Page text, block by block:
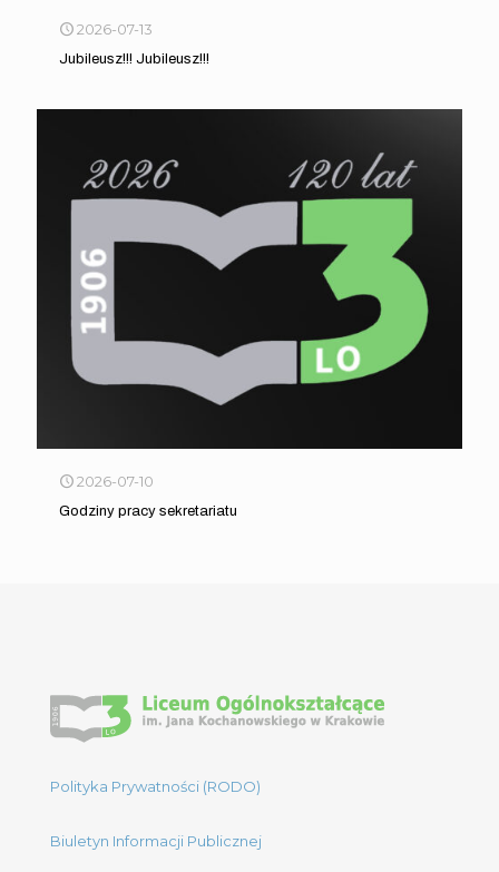
2026-07-13
Jubileusz!!! Jubileusz!!!
2026-07-10
Godziny pracy sekretariatu
Polityka Prywatności (RODO)
Biuletyn Informacji Publicznej